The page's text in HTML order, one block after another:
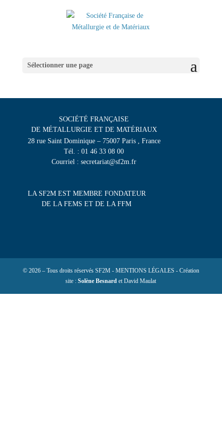
Sélectionner une page
SOCIÉTÉ FRANÇAISE
DE MÉTALLURGIE ET DE MATÉRIAUX
28 rue Saint Dominique – 75007 Paris , France
Tél. : 01 46 33 08 00
Courriel : secretariat@sf2m.fr
LA SF2M EST MEMBRE FONDATEUR
DE LA FEMS ET DE LA FFM
© 2026 – Tous droits réservés SF2M - MENTIONS LÉGALES - Création
site :Solène Besnard et David Maulat